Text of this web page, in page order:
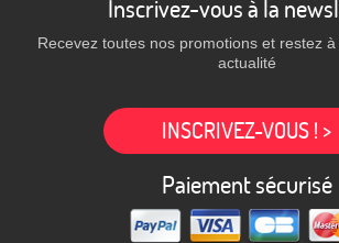
Inscrivez-vous à la
Recevez toutes nos promotions et restez
actualité
INSCRIVEZ-VOUS ! >
Paiement sécurisé